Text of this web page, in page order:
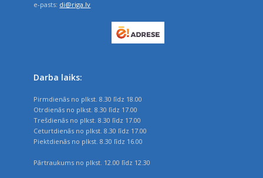
e-pasts: di@riga.lv
Darba laiks:
Pirmdienās no plkst. 8.30 līdz 18.00
Otrdienās no plkst. 8.30 līdz 17.00
Trešdienās no plkst. 8.30 līdz 17.00
Ceturtdienās no plkst. 8.30 līdz 17.00
Piektdienās no plkst. 8.30 līdz 16.00
Pārtraukums no plkst. 12.00 līdz 12.30